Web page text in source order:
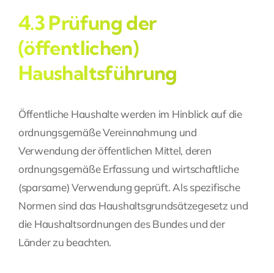
4.3 Prüfung der
(öffentlichen)
Haushaltsführung
Öffentliche Haushalte werden im Hinblick auf die
ordnungsgemäße Vereinnahmung und
Verwendung der öffentlichen Mittel, deren
ordnungsgemäße Erfassung und wirtschaftliche
(sparsame) Verwendung geprüft. Als spezifische
Normen sind das Haushaltsgrundsätzegesetz und
die Haushaltsordnungen des Bundes und der
Länder zu beachten.